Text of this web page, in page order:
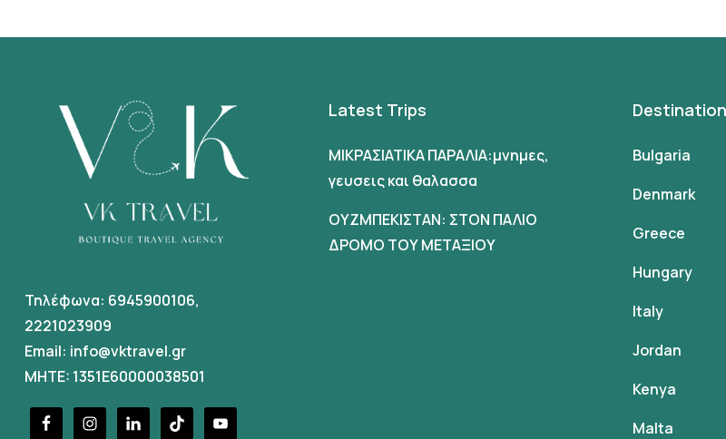
Τηλέφωνα: 6945900106,
2221023909
Email: info@vktravel.gr
MHTE: 1351E60000038501
Latest Trips
ΜΙΚΡΑΣΙΑΤΙΚΑ ΠΑΡΑΛΙΑ:μνημες,
γευσεις και θαλασσα
ΟΥΖΜΠΕΚΙΣΤΑΝ: ΣΤΟΝ ΠΑΛΙΟ
ΔΡΟΜΟ ΤΟΥ ΜΕΤΑΞΙΟΥ
Bulgaria
Denmark
Greece
Hungary
Italy
Jordan
Kenya
Malta